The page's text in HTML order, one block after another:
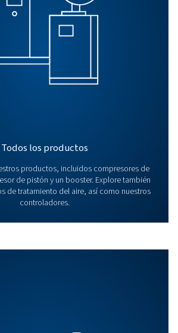
como un
toda la
compresores de
de arena
lo que necesita saber sobre los
de arena, incluidos los tipos, los
de seguridad. ¡Optimice sus
chorreado de arena con el compresor